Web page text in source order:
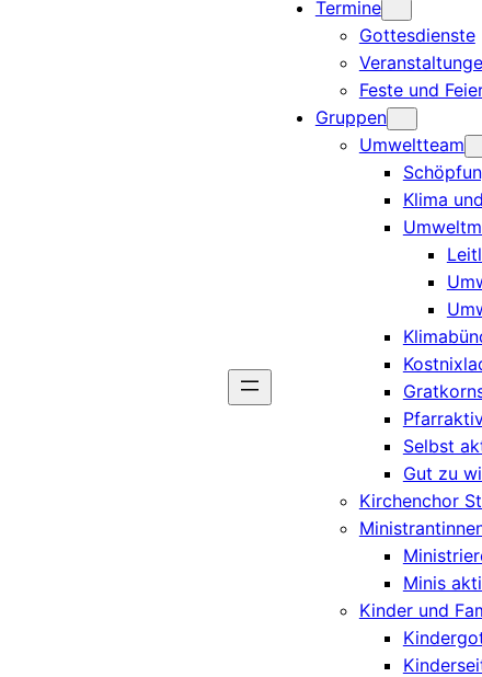
Termine
Gottesdienste
Feste und
Gruppen
Umweltteam
Klima
Selbst
Gut zu
Kirchenchor
Minis
Kinder und